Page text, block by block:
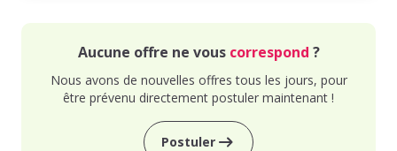
Aucune offre ne vous correspond ?
Nous avons de nouvelles offres tous les jours, pour
être prévenu directement postuler maintenant !
Postuler